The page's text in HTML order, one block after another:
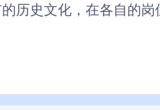
历史文化，在各自的